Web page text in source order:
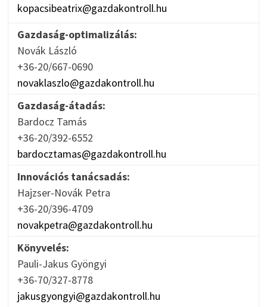
kopacsibeatrix@gazdakontroll.hu
Gazdaság-optimalizálás:
Novák László
+36-20/667-0690
novaklaszlo@gazdakontroll.hu
Gazdaság-átadás:
Bardocz Tamás
+36-20/392-6552
bardocztamas@gazdakontroll.hu
Innovációs tanácsadás:
Hajzser-Novák Petra
+36-20/396-4709
novakpetra@gazdakontroll.hu
Könyvelés:
Pauli-Jakus Gyöngyi
+36-70/327-8778
jakusgyongyi@gazdakontroll.hu